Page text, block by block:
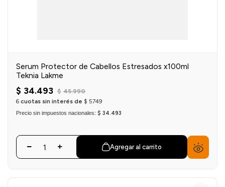
Serum Protector de Cabellos Estresados x100ml
Teknia Lakme
$ 34.493 $ 45.990
6 cuotas sin interés de $ 5749
Precio sin impuestos nacionales: $ 34.493
Agregar al carrito